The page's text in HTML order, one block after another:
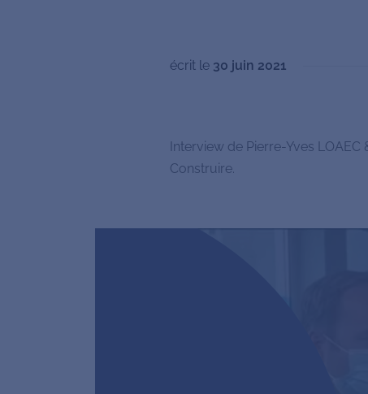
écrit le 30 juin 2021
Interview de Pierre-Yves
Construire.